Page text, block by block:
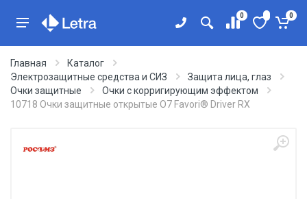
0 0
Главная
Каталог
Электрозащитные средства и СИЗ
Защита лица, глаз
Очки защитные
Очки с корригирующим эффектом
10718 Очки защитные открытые О7 Favori® Driver RX